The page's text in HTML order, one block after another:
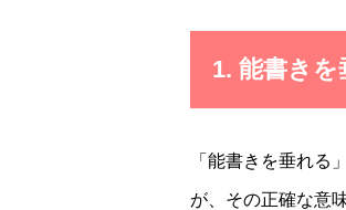
1. 能書き
「能書きを垂れる
が、その正確な意